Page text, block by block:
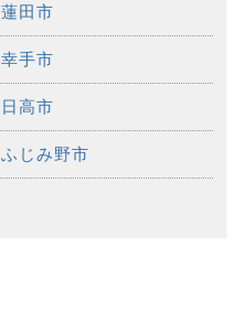
蓮田市
幸手市
日高市
ふじみ野市